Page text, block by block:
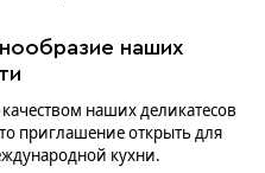
наших
наших деликатесов
приглашение открыть для
кухни.